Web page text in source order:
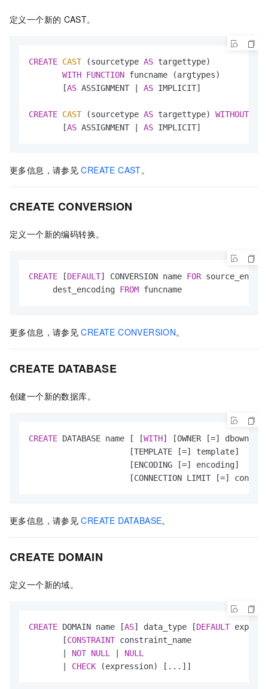
定义一个新的 CAST。
CREATE CAST (sourcetype AS targettype)
WITH FUNCTION funcname (argtypes)
       [
AS ASSIGNMENT AS IMPLICIT]
CREATE CAST (sourcetype AS targettype) WITHOUT
       [
AS ASSIGNMENT AS IMPLICIT]
更多信息，请参见 CREATE CAST。
CREATE CONVERSION
定义一个新的编码转换。
CREATE [DEFAULT] CONVERSION name FOR
     dest_encoding
FROM funcname
更多信息，请参见 CREATE CONVERSION。
CREATE DATABASE
创建一个新的数据库。
CREATE DATABASE name [ [WITH] [OWNER [=] dbowner]
                     [TEMPLATE [
=] template]
                     [ENCODING [
=] encoding]
                     [CONNECTION LIMIT [
=]
更多信息，请参见 CREATE DATABASE。
CREATE DOMAIN
定义一个新的域。
CREATE DOMAIN name [AS] data_type [DEFAULT
       [
CONSTRAINT constraint_name
NOT NULL
NULL
CHECK (expression) [...]]